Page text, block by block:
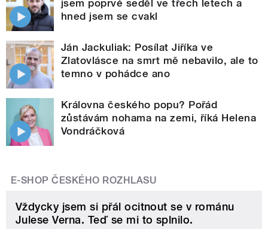
jsem poprvé seděl ve třech letech a
hned jsem se cvakl
Ján Jackuliak: Posílat Jiříka ve
Zlatovlásce na smrt mě nebavilo, ale to
temno v pohádce ano
Královna českého popu? Pořád
zůstávám nohama na zemi, říká Helena
Vondráčková
E-SHOP ČESKÉHO ROZHLASU
Vždycky jsem si přál ocitnout se v románu
Julese Verna. Teď se mi to splnilo.